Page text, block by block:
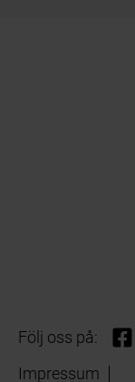
Följ oss på:
Impressum